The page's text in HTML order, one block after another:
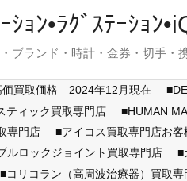
ｼｮﾝ•ﾗｸﾞｽﾃｰｼｮﾝ
ブランド・時計・金券・切手
価買取価格 2024年12月現在
ティック買取専門店
■HUMAN
専門店
■アイコス買取専門店お
ルロックジョイント買取専門店
■
■コリコラン（高周波治療器）買取専